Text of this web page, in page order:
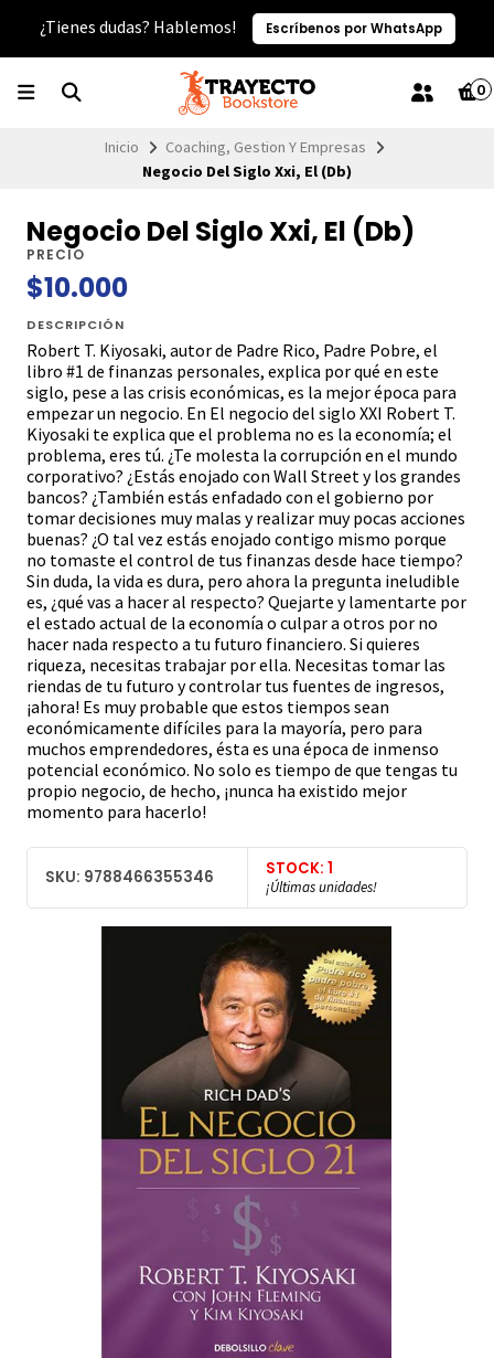
¿Tienes dudas? Hablemos! Escríbenos por WhatsApp
0
Inicio
Coaching, Gestion Y Empresas
Negocio Del Siglo Xxi, El (Db)
Negocio Del Siglo Xxi, El (Db)
PRECIO
$10.000
DESCRIPCIÓN
Robert T. Kiyosaki, autor de Padre Rico, Padre Pobre, el
libro #1 de finanzas personales, explica por qué en este
siglo, pese a las crisis económicas, es la mejor época para
empezar un negocio. En El negocio del siglo XXI Robert T.
Kiyosaki te explica que el problema no es la economía; el
problema, eres tú. ¿Te molesta la corrupción en el mundo
corporativo? ¿Estás enojado con Wall Street y los grandes
bancos? ¿También estás enfadado con el gobierno por
tomar decisiones muy malas y realizar muy pocas acciones
buenas? ¿O tal vez estás enojado contigo mismo porque
no tomaste el control de tus finanzas desde hace tiempo?
Sin duda, la vida es dura, pero ahora la pregunta ineludible
es, ¿qué vas a hacer al respecto? Quejarte y lamentarte por
el estado actual de la economía o culpar a otros por no
hacer nada respecto a tu futuro financiero. Si quieres
riqueza, necesitas trabajar por ella. Necesitas tomar las
riendas de tu futuro y controlar tus fuentes de ingresos,
¡ahora! Es muy probable que estos tiempos sean
económicamente difíciles para la mayoría, pero para
muchos emprendedores, ésta es una época de inmenso
potencial económico. No solo es tiempo de que tengas tu
propio negocio, de hecho, ¡nunca ha existido mejor
momento para hacerlo!
SKU: 9788466355346 STOCK: 1
¡Últimas unidades!